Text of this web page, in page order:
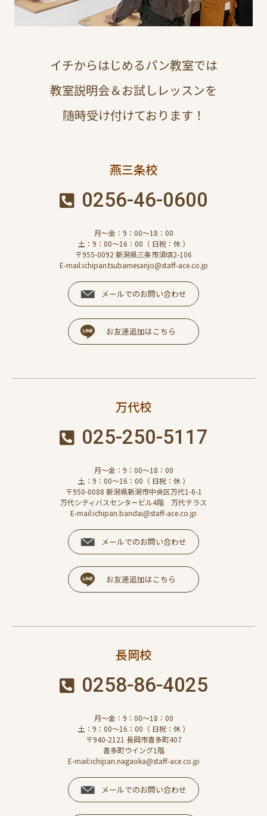
イチからはじめるパン教室では
教室説明会＆お試しレッスンを
随時受け付けております！
燕三条校
0256-46-0600
月～金：9：00～18：00
土：9：00～16：00（ 日祝：休 ）
〒955-0092 新潟県三条市須頃2-106
E-mail:ichipan.tsubamesanjo@staff-ace.co.jp
メールでのお問い合わせ
お友達追加はこちら
万代校
025-250-5117
月～金：9：00～18：00
土：9：00～16：00（ 日祝：休 ）
〒950-0088 新潟県新潟市中央区万代1-6-1
万代シティバスセンタービル4階 万代テラス
E-mail:ichipan.bandai@staff-ace.co.jp
メールでのお問い合わせ
お友達追加はこちら
長岡校
0258-86-4025
月～金：9：00～18：00
土：9：00～16：00（ 日祝：休 ）
〒940-2121 長岡市喜多町407
喜多町ウイング1階
E-mail:ichipan.nagaoka@staff-ace.co.jp
メールでのお問い合わせ